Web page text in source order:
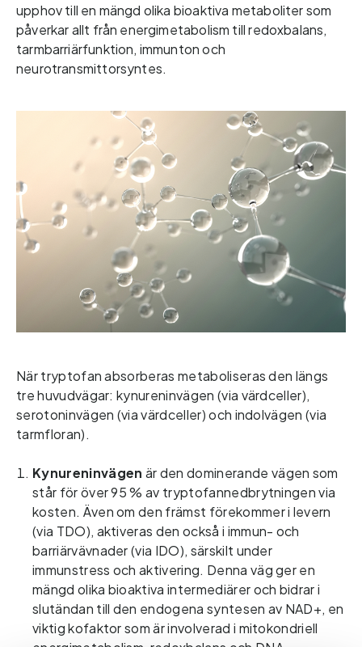
upphov till en mängd olika bioaktiva metaboliter som
påverkar allt från energimetabolism till redoxbalans,
tarmbarriärfunktion, immunton och
neurotransmittorsyntes.
När tryptofan absorberas metaboliseras den längs
tre huvudvägar: kynureninvägen (via värdceller),
serotoninvägen (via värdceller) och indolvägen (via
tarmfloran).
Kynureninvägen är den dominerande vägen som
står för över 95 % av tryptofannedbrytningen via
kosten. Även om den främst förekommer i levern
(via TDO), aktiveras den också i immun- och
barriärvävnader (via IDO), särskilt under
immunstress och aktivering. Denna väg ger en
mängd olika bioaktiva intermediärer och bidrar i
slutändan till den endogena syntesen av NAD+, en
viktig kofaktor som är involverad i mitokondriell